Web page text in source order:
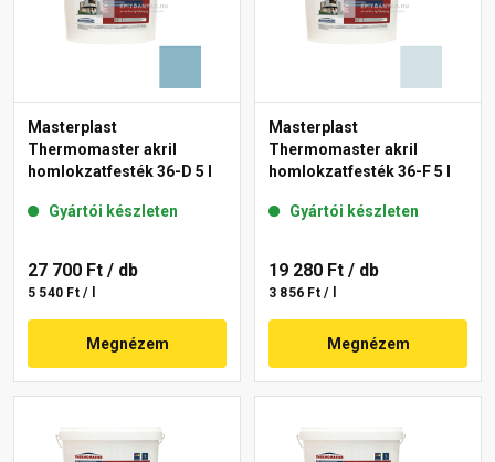
Masterplast
Thermomaster akril
homlokzatfesték 36-D 5 l
Gyártói készleten
27 700 Ft / db
5 540 Ft / l
Megnézem
Masterplast
Thermomaster akril
homlokzatfesték 36-F 5 l
Gyártói készleten
19 280 Ft / db
3 856 Ft / l
Megnézem